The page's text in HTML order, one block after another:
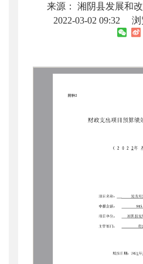
来源： 湘阴县发展和
2022-03-02 09:32
浏